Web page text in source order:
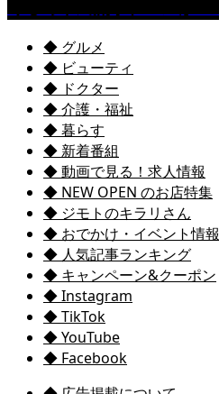
◆ グルメ
◆ ビューティ
◆ ドクター
◆ 介護・福祉
◆ 暮らす
◆ 新着番組
◆ 動画で見る！求人情報
◆ NEW OPEN のお店特集
◆ ジモトのキラリさん
◆ おでかけ・イベント情報
◆ 人気記事ランキング
◆ キャンペーン&クーポン
◆ Instagram
◆ TikTok
◆ YouTube
◆ Facebook